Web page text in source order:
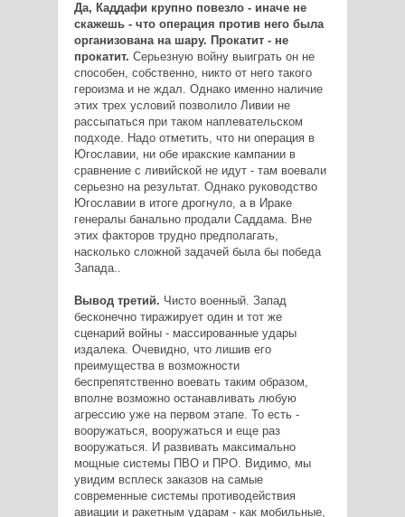
Да, Каддафи крупно повезло - иначе не
скажешь - что операция против него была
организована на шару. Прокатит - не
прокатит. Серьезную войну выиграть он не
способен, собственно, никто от него такого
героизма и не ждал. Однако именно наличие
этих трех условий позволило Ливии не
рассыпаться при таком наплевательском
подходе. Надо отметить, что ни операция в
Югославии, ни обе иракские кампании в
сравнение с ливийской не идут - там воевали
серьезно на результат. Однако руководство
Югославии в итоге дрогнуло, а в Ираке
генералы банально продали Саддама. Вне
этих факторов трудно предполагать,
насколько сложной задачей была бы победа
Запада..
Вывод третий. Чисто военный. Запад
бесконечно тиражирует один и тот же
сценарий войны - массированные удары
издалека. Очевидно, что лишив его
преимущества в возможности
беспрепятственно воевать таким образом,
вполне возможно останавливать любую
агрессию уже на первом этапе. То есть -
вооружаться, вооружаться и еще раз
вооружаться. И развивать максимально
мощные системы ПВО и ПРО. Видимо, мы
увидим всплеск заказов на самые
современные системы противодействия
авиации и ракетным ударам - как мобильные,